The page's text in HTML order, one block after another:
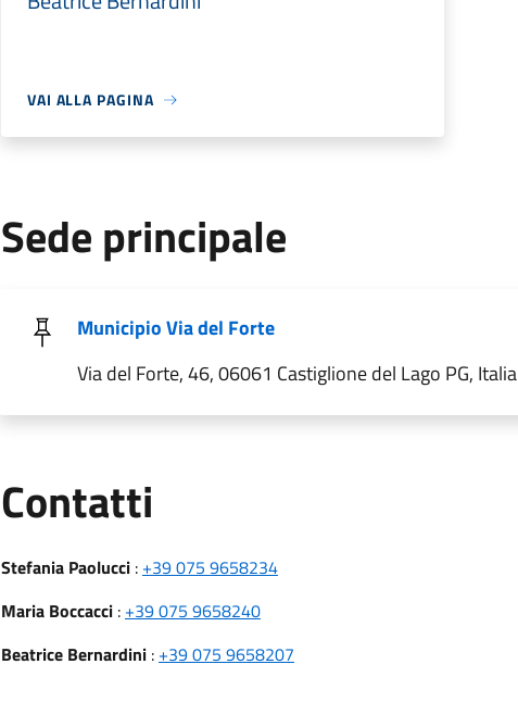
VAI ALLA PAGINA
Sede principale
Municipio Via del Forte
Via del Forte, 46, 06061 Castiglione del Lago PG, Italia
Contatti
Stefania Paolucci: +39 075 9658234
Maria Boccacci: +39 075 9658240
Beatrice Bernardini: +39 075 9658207